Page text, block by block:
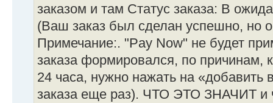
заказом и там Статус заказа: В
(Ваш заказ был сделан успешно, но
Примечание:. "Pay Now" не будет
заказа формировался, по причинам,
24 часа, нужно нажать на «добавить
заказа еще раз). ЧТО ЭТО ЗНАЧИТ и